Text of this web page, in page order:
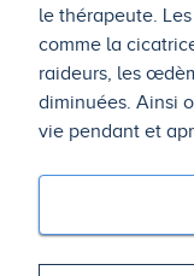
le thérapeute.
comme la
raideurs, les
diminuées. Ainsi
vie pendant et